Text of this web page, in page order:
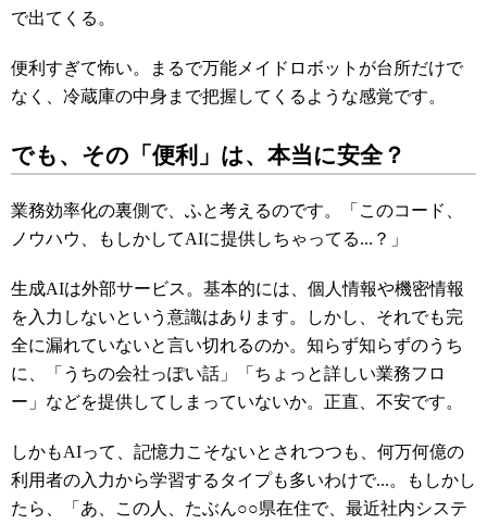
で出てくる。
便利すぎて怖い。まるで万能メイドロボットが台所だけで
なく、冷蔵庫の中身まで把握してくるような感覚です。
でも、その「便利」は、本当に安全？
業務効率化の裏側で、ふと考えるのです。「このコード、
ノウハウ、もしかしてAIに提供しちゃってる...？」
生成AIは外部サービス。基本的には、個人情報や機密情報
を入力しないという意識はあります。しかし、それでも完
全に漏れていないと言い切れるのか。知らず知らずのうち
に、「うちの会社っぽい話」「ちょっと詳しい業務フロ
ー」などを提供してしまっていないか。正直、不安です。
しかもAIって、記憶力こそないとされつつも、何万何億の
利用者の入力から学習するタイプも多いわけで...。もしかし
たら、「あ、この人、たぶん○○県在住で、最近社内システ